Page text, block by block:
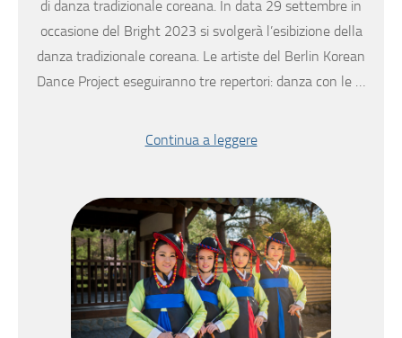
di danza tradizionale coreana. In data 29 settembre in
occasione del Bright 2023 si svolgerà l’esibizione della
danza tradizionale coreana. Le artiste del Berlin Korean
Dance Project eseguiranno tre repertori: danza con le …
Continua a leggere